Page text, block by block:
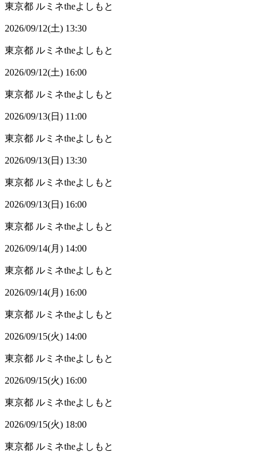
東京都 ルミネtheよしもと
2026/09/12(土) 13:30
東京都 ルミネtheよしもと
2026/09/12(土) 16:00
東京都 ルミネtheよしもと
2026/09/13(日) 11:00
東京都 ルミネtheよしもと
2026/09/13(日) 13:30
東京都 ルミネtheよしもと
2026/09/13(日) 16:00
東京都 ルミネtheよしもと
2026/09/14(月) 14:00
東京都 ルミネtheよしもと
2026/09/14(月) 16:00
東京都 ルミネtheよしもと
2026/09/15(火) 14:00
東京都 ルミネtheよしもと
2026/09/15(火) 16:00
東京都 ルミネtheよしもと
2026/09/15(火) 18:00
東京都 ルミネtheよしもと